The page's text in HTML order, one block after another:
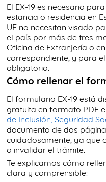
El EX-19 es necesario
estancia o residencia en
UE no necesitan visado
el país por más de tres
Oficina de Extranjería o
correspondiente, y para
obligatorio.
Cómo rellenar el
El formulario EX-19 está
gratuita en formato PDF
de Inclusión, Seguridad
documento de dos
cuidadosamente, ya que
o invalidar el trámite.
Te explicamos cómo
clara y comprensible: